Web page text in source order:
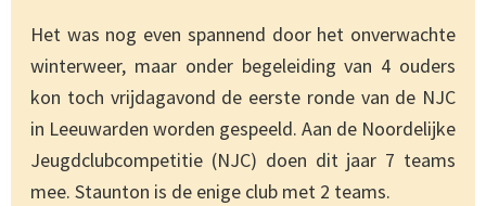
Het was nog even spannend door het onverwachte
winterweer, maar onder begeleiding van 4 ouders
kon toch vrijdagavond de eerste ronde van de NJC
in Leeuwarden worden gespeeld. Aan de Noordelijke
Jeugdclubcompetitie (NJC) doen dit jaar 7 teams
mee. Staunton is de enige club met 2 teams.